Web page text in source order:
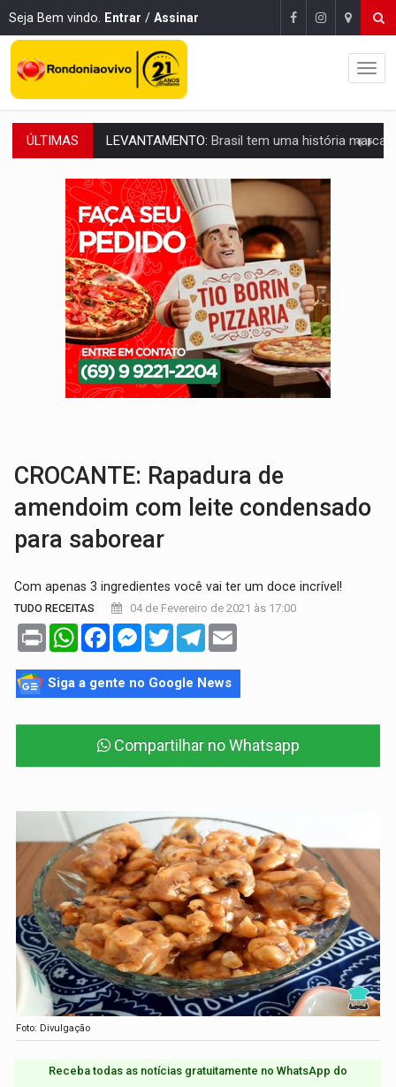
Seja Bem vindo. Entrar / Assinar
ÚLTIMAS LAMENTÁVEL:Mulher é encontrada morta dentro de residência
'XANDY DO MOTOCROSS':Pai morre em acidente na BR-364 duas semanas após
PESO DO VOTO:Cinco maiores colégios eleitorais concentram 53,7% dos
COLUNA SEMANAL:Largada foi dada e candidatos ao Governo de RO partem
SOB SUSPEITA:Entrega de 286 máquinas em Rondônia coincide com
ARTIGO:Reter até 50% no distrato imobiliário é legal, mas não pode
DO HOSPITAL AO CAMPO:Veja as mais de 200 ações de Marcos
EXPANSÃO:Grupo Nova Era amplia presença em PVH e transforma Aramix
CROCANTE: Rapadura de
amendoim com leite condensado
para saborear
Com apenas 3 ingredientes você vai ter um doce incrível!
TUDO RECEITAS 04 de Fevereiro de 2021 às 17:00
Print WhatsAppFacebookMessenger
TwitterTelegram
Siga a gente no Google News
Compartilhar no Whatsapp
Foto: Divulgação
Receba todas as notícias gratuitamente no WhatsApp do